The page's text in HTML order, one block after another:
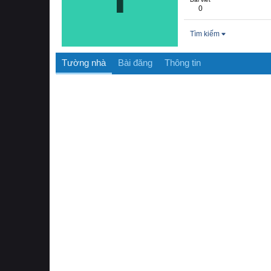
0
Tìm kiếm
Tường nhà Bài đăng Thông tin